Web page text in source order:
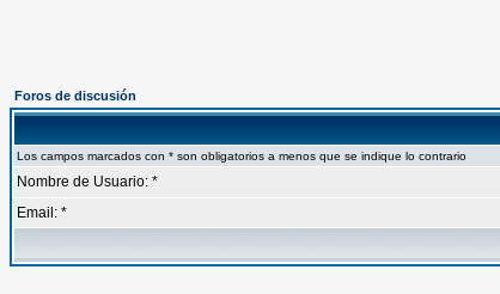
Foros de discusión
Los campos marcados con * son obligatorios a menos que se indique lo contrario
Nombre de Usuario: *
Email: *